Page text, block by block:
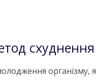
схуднення
організму,